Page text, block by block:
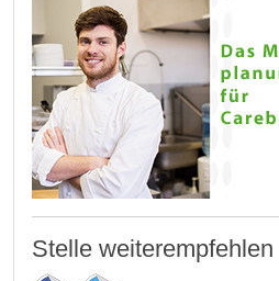
Stelle weiterempfehlen